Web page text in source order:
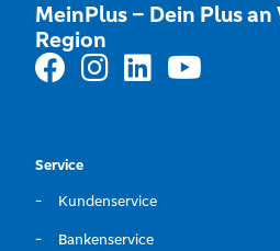
MeinPlus – Dein Plus
Region
Service
Kundenservice
Bankenservice